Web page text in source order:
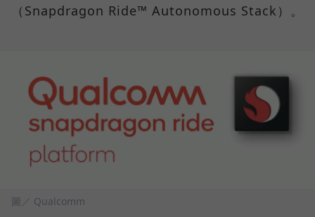
（Snapdragon Ride™ Autonomous Stack）。
圖／ Qualcomm